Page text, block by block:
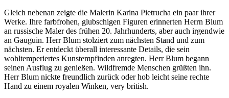
Gleich nebenan zeigte die Malerin Karina Pietrucha ein paar ihrer
Werke. Ihre farbfrohen, glubschigen Figuren erinnerten Herrn Blum
an russische Maler des frühen 20. Jahrhunderts, aber auch irgendwie
an Gauguin. Herr Blum stolziert zum nächsten Stand und zum
nächsten. Er entdeckt überall interessante Details, die sein
wohltemperiertes Kunstempfinden anregten. Herr Blum begann
seinen Ausflug zu genießen. Wildfremde Menschen grüßten ihn.
Herr Blum nickte freundlich zurück oder hob leicht seine rechte
Hand zu einem royalen Winken, very british.